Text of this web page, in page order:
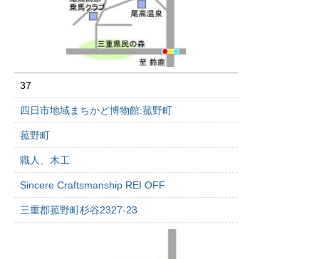
37
四日市地域まちかど博物館:菰野町
菰野町
職人、木工
Sincere Craftsmanship REI OFF
三重郡菰野町杉谷2327-23